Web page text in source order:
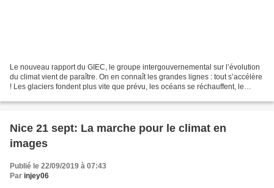
Le nouveau rapport du GIEC, le groupe intergouvernemental sur l’évolution
du climat vient de paraître. On en connaît les grandes lignes : tout s’accélère
! Les glaciers fondent plus vite que prévu, les océans se réchauffent, le
Nice 21 sept: La marche pour le climat en
images
Publié le 22/09/2019 à 07:43
Par injey06